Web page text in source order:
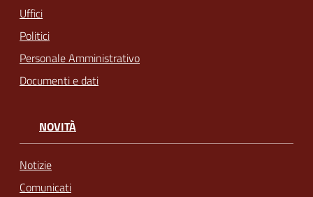
Uffici
Politici
Personale Amministrativo
Documenti e dati
NOVITÀ
Notizie
Comunicati